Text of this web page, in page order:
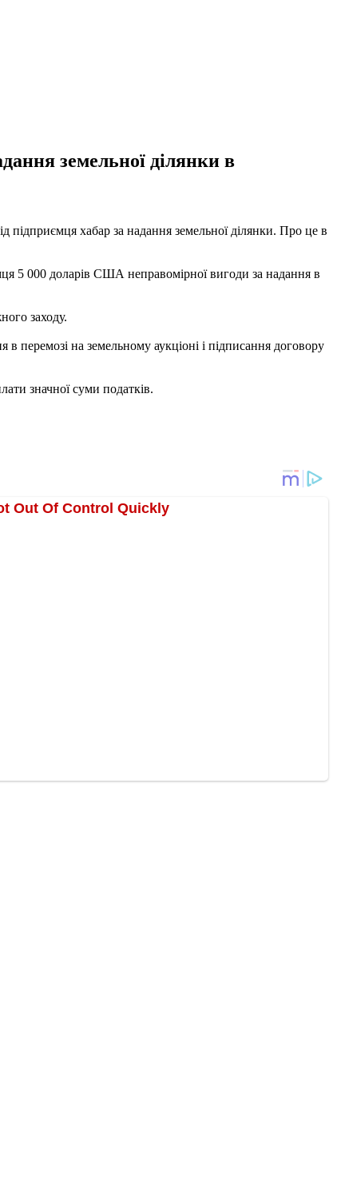
земельної ділянки в
підприємця хабар за надання земельної ділянки. Про це в
5 000 доларів США неправомірної вигоди за надання в
заходу.
перемозі на земельному аукціоні і підписання договору
значної суми податків.